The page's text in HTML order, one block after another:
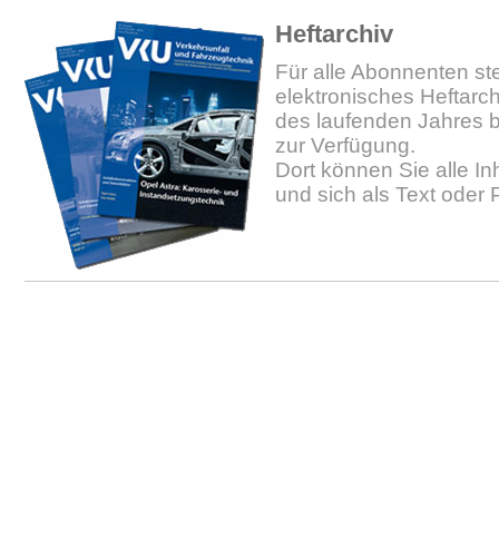
Heftarchiv
Für alle Abonnenten
elektronisches
des laufenden Jahres
zur Verfügung.
Dort können Sie alle
und sich als Text oder